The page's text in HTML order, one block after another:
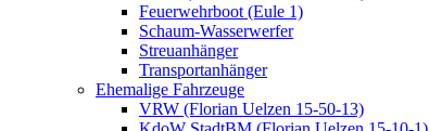
Feuerwehrboot (Eule 1)
Schaum-Wasserwerfer
Streuanhänger
Transportanhänger
Ehemalige Fahrzeuge
VRW (Florian Uelzen 15-50-13)